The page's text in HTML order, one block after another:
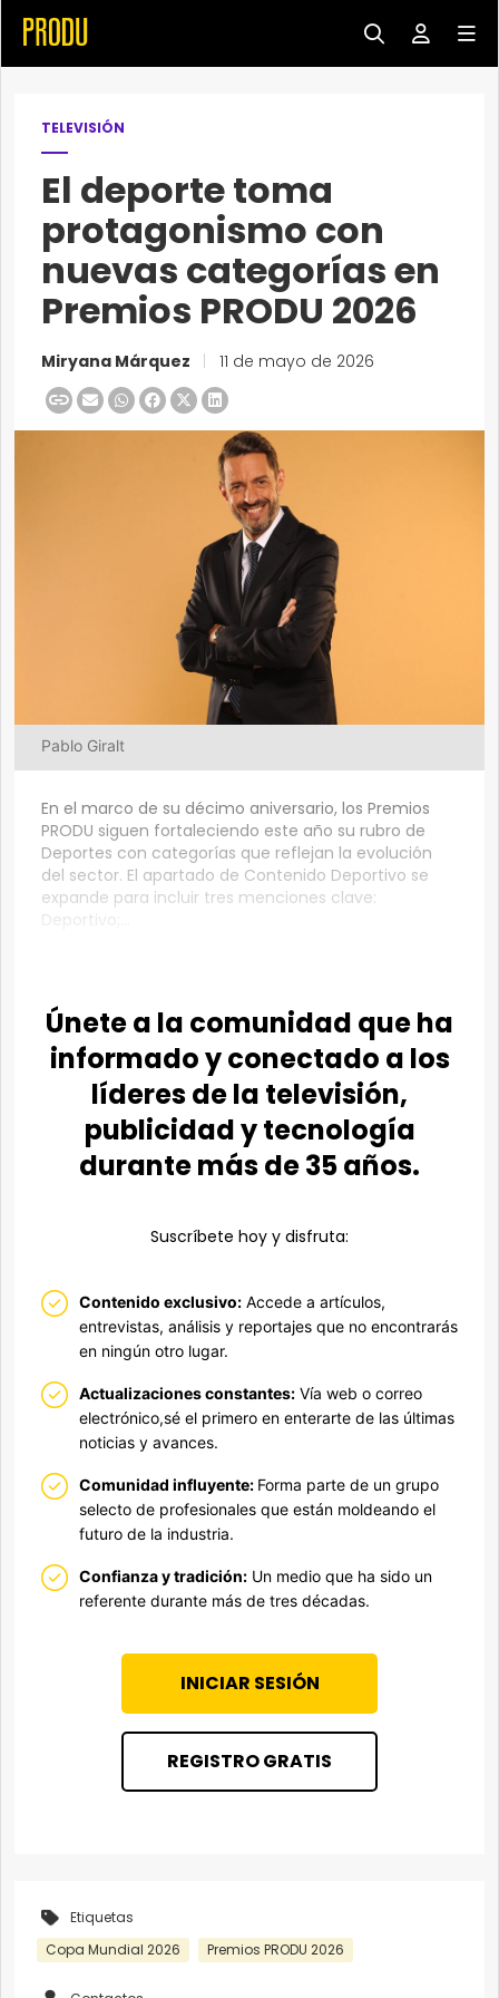
TELEVISIÓN
El deporte toma
protagonismo con
nuevas categorías en
Premios PRODU 2026
Miryana Márquez 11 de mayo de 2026
Pablo Giralt
En el marco de su décimo aniversario, los Premios
PRODU siguen fortaleciendo este año su rubro de
Deportes con categorías que reflejan la evolución
del sector. El apartado de Contenido Deportivo se
expande para incluir tres menciones clave:
Deportivo;...
Únete a la comunidad que ha
informado y conectado a los
líderes de la televisión,
publicidad y tecnología
durante más de 35 años.
Suscríbete hoy y disfruta:
Contenido exclusivo: Accede a artículos,
entrevistas, análisis y reportajes que no encontrarás
en ningún otro lugar.
Actualizaciones constantes: Vía web o correo
electrónico,sé el primero en enterarte de las últimas
noticias y avances.
Comunidad influyente: Forma parte de un grupo
selecto de profesionales que están moldeando el
futuro de la industria.
Confianza y tradición: Un medio que ha sido un
referente durante más de tres décadas.
INICIAR SESIÓN
REGISTRO GRATIS
Etiquetas
Copa Mundial 2026
Premios PRODU 2026